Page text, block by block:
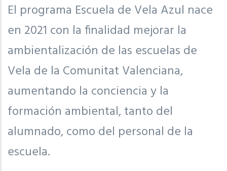
El programa Escuela de Vela Azul nace
en 2021 con la finalidad mejorar la
ambientalización de las escuelas de
Vela de la Comunitat Valenciana,
aumentando la conciencia y la
formación ambiental, tanto del
alumnado, como del personal de la
escuela.